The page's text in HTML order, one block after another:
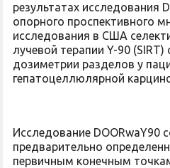
результатах исследования
опорного проспективного
исследования в США
лучевой терапии Y-90
дозиметрии разделов у
гепатоцеллюлярной
Исследование DOORwaY90
предварительно
первичным конечным